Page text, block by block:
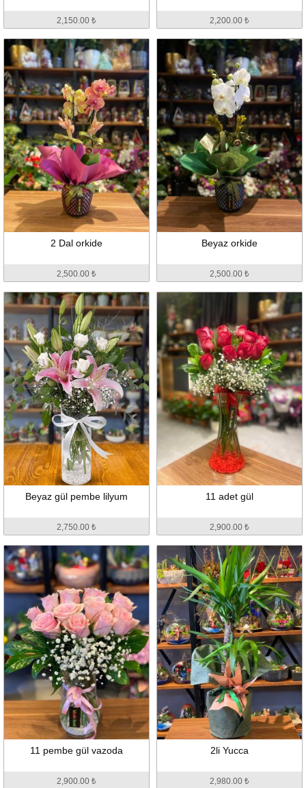
2,150.00 ₺ 2,200.00 ₺
2 Dal orkide
2,500.00 ₺
Beyaz orkide
2,500.00 ₺
Beyaz gül pembe lilyum
2,750.00 ₺
11 adet gül
2,900.00 ₺
11 pembe gül vazoda
2,900.00 ₺
2li Yucca
2,980.00 ₺